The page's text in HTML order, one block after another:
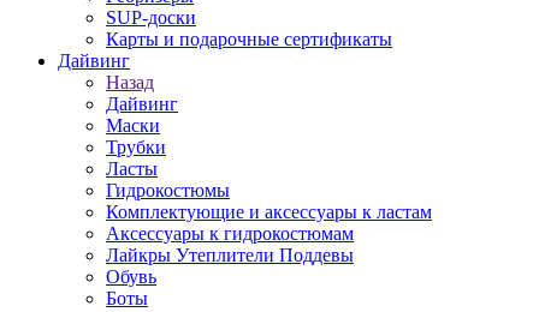
SUP-доски
Карты и подарочные сертификаты
Дайвинг
Назад
Дайвинг
Маски
Трубки
Ласты
Гидрокостюмы
Комплектующие и аксессуары к ластам
Аксессуары к гидрокостюмам
Лайкры Утеплители Поддевы
Обувь
Боты